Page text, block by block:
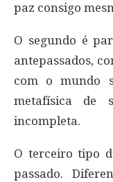
paz consigo
O segundo é
antepassados,
com o mundo
metafísica de
incompleta.
O terceiro tipo
passado.